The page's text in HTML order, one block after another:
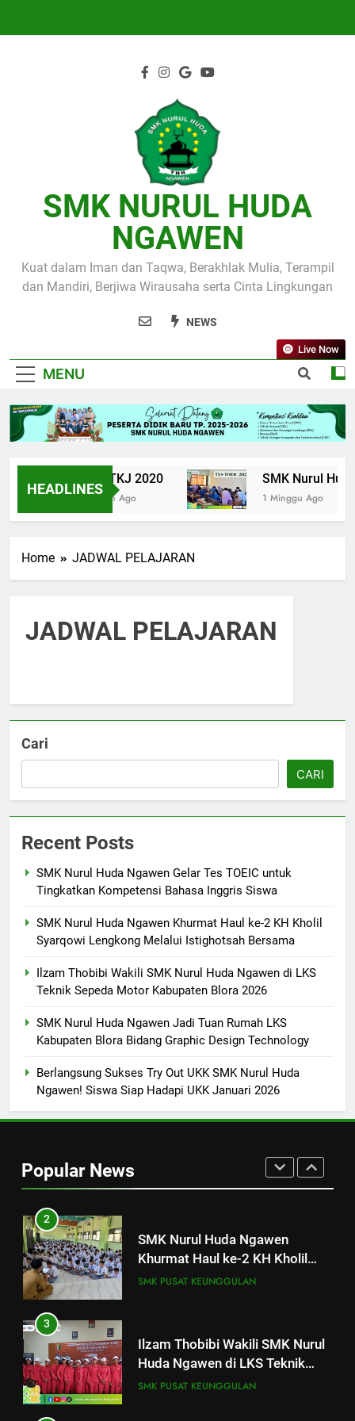
SMK NURUL HUDA
NGAWEN
Kuat dalam Iman dan Taqwa, Berakhlak Mulia, Terampil
dan Mandiri, Berjiwa Wirausaha serta Cinta Lingkungan
NEWS
MENU
Live Now
HEADLINES
UPK TKJ 2020
6 Tahun Ago
SMK Nurul
1 Minggu Ago
Home JADWAL PELAJARAN
JADWAL PELAJARAN
Cari
CARI
Recent Posts
SMK Nurul Huda Ngawen Gelar Tes TOEIC untuk
Tingkatkan Kompetensi Bahasa Inggris Siswa
SMK Nurul Huda Ngawen Khurmat Haul ke-2 KH Kholil
Syarqowi Lengkong Melalui Istighotsah Bersama
Ilzam Thobibi Wakili SMK Nurul Huda Ngawen di LKS
Teknik Sepeda Motor Kabupaten Blora 2026
SMK Nurul Huda Ngawen Jadi Tuan Rumah LKS
Kabupaten Blora Bidang Graphic Design Technology
Berlangsung Sukses Try Out UKK SMK Nurul Huda
Ngawen! Siswa Siap Hadapi UKK Januari 2026
Popular News
SMK PUSAT KEUNGGULAN
6
Laporan Rekapitulasi
SMK Nurul Huda Ngawen Awali
Semester Genap dengan
SMK PUSAT KEUNGGULAN
Sukses! EKKS SMK Nurul Huda
Ngawen Digelar dengan
Semangat Meningkatkan Mutu
Pendidikan
SMK PUSAT KEUNGGULAN
1
Tes TOEIC untuk Tingkatkan
Kompetensi Bahasa Inggris
Siswa
2
SMK Nurul Huda Ngawen
Khurmat Haul ke-2 KH Kholil
Syarqowi Lengkong Melalui
SMK PUSAT KEUNGGULAN
3
Ilzam Thobibi Wakili SMK Nurul
Huda Ngawen di LKS Teknik
Sepeda Motor Kabupaten Blora
SMK PUSAT KEUNGGULAN